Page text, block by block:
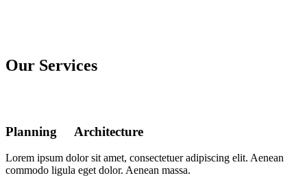
Our Services
Planning Architecture
Lorem ipsum dolor sit amet, consectetuer adipiscing elit. Aenean
commodo ligula eget dolor. Aenean massa.